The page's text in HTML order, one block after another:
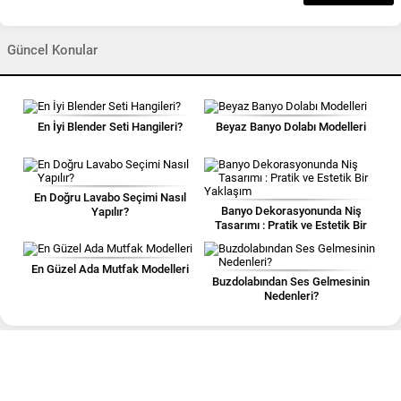
Güncel Konular
En İyi Blender Seti Hangileri? Beyaz Banyo Dolabı Modelleri
En Doğru Lavabo Seçimi Nasıl
Yapılır?
Banyo Dekorasyonunda Niş
Tasarımı : Pratik ve Estetik Bir
En Güzel Ada Mutfak Modelleri
Buzdolabından Ses Gelmesinin
Nedenleri?